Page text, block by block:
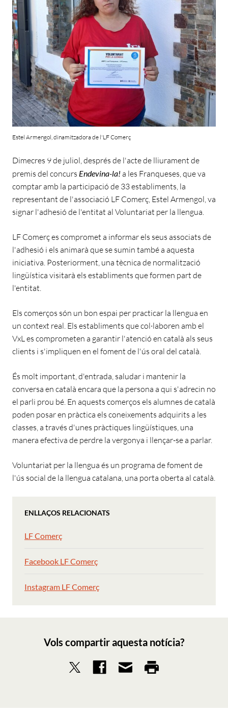
Estel Armengol, dinamitzadora de l'LF Comerç
Dimecres 9 de juliol, després de l'acte de lliurament de
premis del concurs Endevina-la! a les Franqueses, que va
comptar amb la participació de 33 establiments, la
representant de l'associació LF Comerç, Estel Armengol, va
signar l'adhesió de l'entitat al Voluntariat per la llengua.
LF Comerç es compromet a informar els seus associats de
l'adhesió i els animarà que se sumin també a aquesta
iniciativa. Posteriorment, una tècnica de normalització
lingüística visitarà els establiments que formen part de
l'entitat.
Els comerços són un bon espai per practicar la llengua en
un context real. Els establiments que col·laboren amb el
VxL es comprometen a garantir l'atenció en català als seus
clients i s'impliquen en el foment de l'ús oral del català.
És molt important, d'entrada, saludar i mantenir la
conversa en català encara que la persona a qui s'adrecin no
el parli prou bé. En aquests comerços els alumnes de català
poden posar en pràctica els coneixements adquirits a les
classes, a través d'unes pràctiques lingüístiques, una
manera efectiva de perdre la vergonya i llençar-se a parlar.
Voluntariat per la llengua és un programa de foment de
l'ús social de la llengua catalana, una porta oberta al català.
ENLLAÇOS RELACIONATS
LF Comerç
Facebook LF Comerç
Instagram LF Comerç
Vols compartir aquesta notícia?